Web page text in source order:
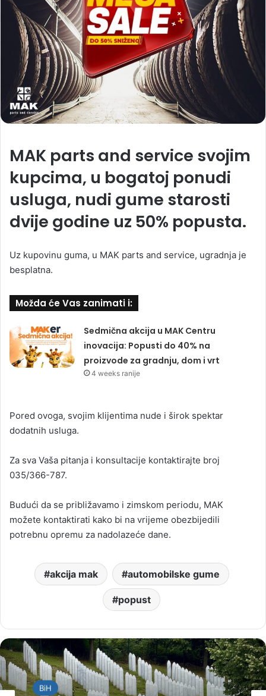
MAK parts and service svojim
kupcima, u bogatoj ponudi
usluga, nudi gume starosti
dvije godine uz 50% popusta.
Uz kupovinu guma, u MAK parts and service, ugradnja je
besplatna.
Možda će Vas zanimati i:
Sedmična akcija u MAK Centru
inovacija: Popusti do 40% na
proizvode za gradnju, dom i vrt
4 weeks ranije
Pored ovoga, svojim klijentima nude i širok spektar
dodatnih usluga.
Za sva Vaša pitanja i konsultacije kontaktirajte broj
035/366-787.
Budući da se približavamo i zimskom periodu, MAK
možete kontaktirati kako bi na vrijeme obezbijedili
potrebnu opremu za nadolazeće dane.
akcija mak automobilske gume
popust
BiH